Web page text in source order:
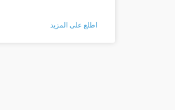
اطلع على المزيد